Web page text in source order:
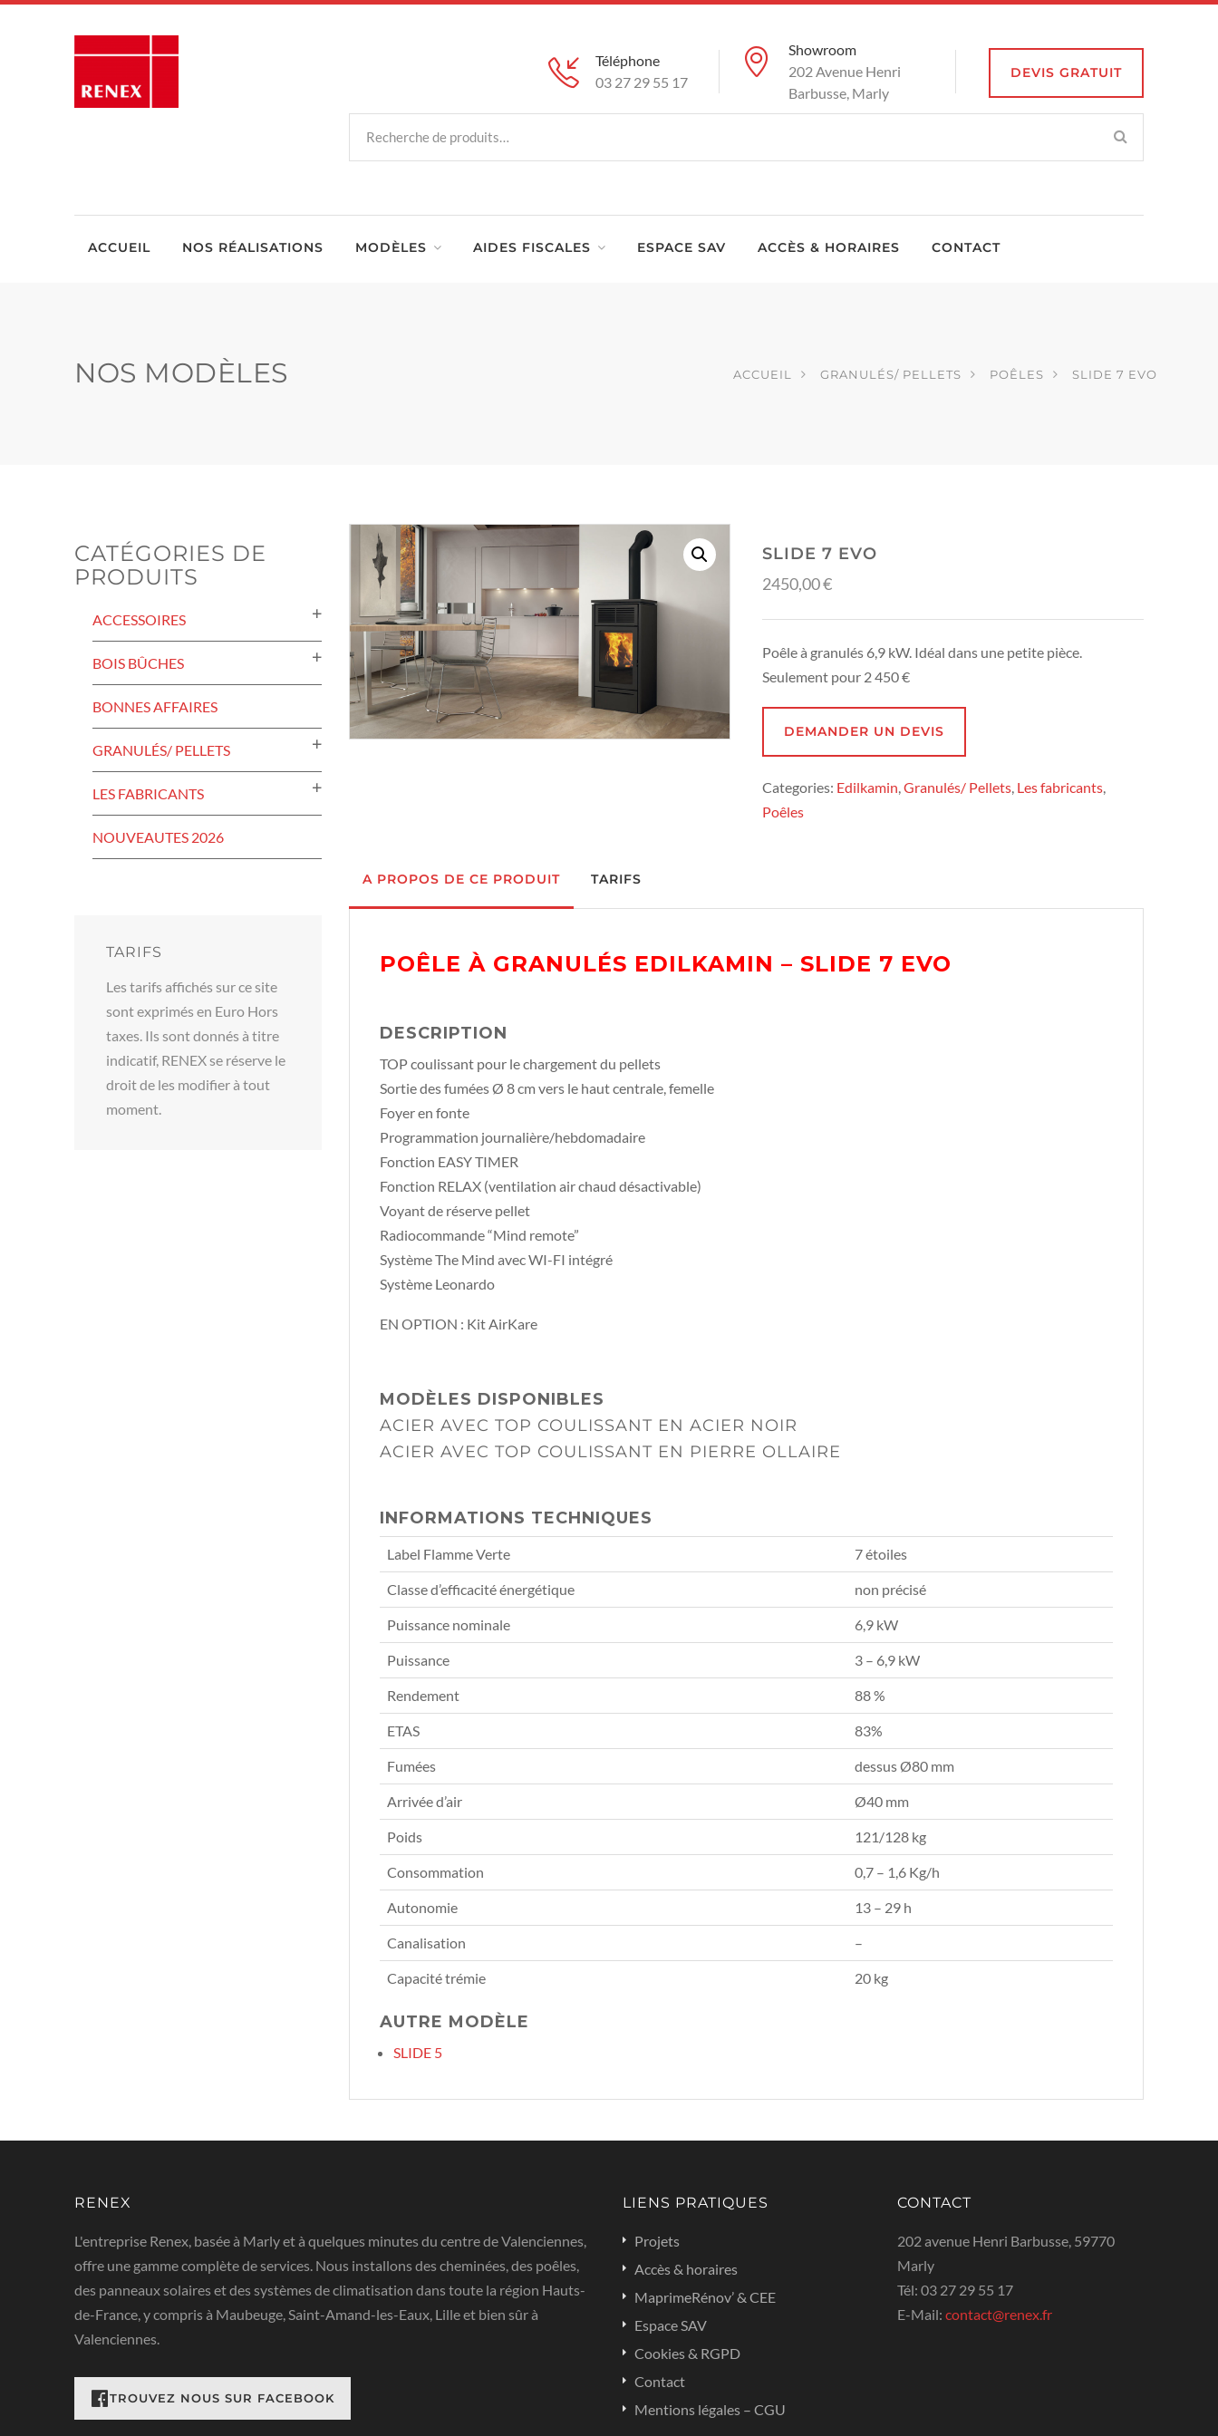
Téléphone
03 27 29 55 17
Showroom
202 Avenue Henri
Barbusse, Marly
DEVIS GRATUIT
ACCUEIL NOS RÉALISATIONS MODÈLES AIDES FISCALES ESPACE SAV ACCÈS & HORAIRES CONTACT
NOS MODÈLES ACCUEIL GRANULÉS/ PELLETS POÊLES SLIDE 7 EVO
SLIDE 7 EVO
2450,00€
Poêle à granulés 6,9 kW. Idéal dans une petite pièce.
Seulement pour 2 450 €
DEMANDER UN DEVIS
Categories: Edilkamin,Granulés/ Pellets, Les fabricants,
Poêles
A PROPOS DE CE PRODUIT TARIFS
POÊLE À GRANULÉS EDILKAMIN – SLIDE 7 EVO
DESCRIPTION
TOP coulissant pour le chargement du pellets
Sortie des fumées Ø 8 cm vers le haut centrale, femelle
Foyer en fonte
Programmation journalière/hebdomadaire
Fonction EASY TIMER
Fonction RELAX (ventilation air chaud désactivable)
Voyant de réserve pellet
Radiocommande “Mind remote”
Système The Mind avec WI-FI intégré
Système Leonardo
EN OPTION : Kit AirKare
MODÈLES DISPONIBLES
ACIER AVEC TOP COULISSANT EN ACIER NOIR
ACIER AVEC TOP COULISSANT EN PIERRE OLLAIRE
INFORMATIONS TECHNIQUES
Label Flamme Verte 7 étoiles
Classe d’efficacité énergétique non précisé
Puissance nominale 6,9 kW
Puissance 3 – 6,9 kW
Rendement 88 %
ETAS 83%
Fumées dessus Ø80 mm
Arrivée d’air Ø40 mm
Poids 121/128 kg
Consommation 0,7 – 1,6 Kg/h
Autonomie 13 – 29 h
Canalisation –
Capacité trémie 20 kg
AUTRE MODÈLE
SLIDE 5
CATÉGORIES DE
PRODUITS
ACCESSOIRES
BOIS BÛCHES
BONNES AFFAIRES
GRANULÉS/ PELLETS
LES FABRICANTS
NOUVEAUTES 2026
TARIFS
Les tarifs affichés sur ce site
sont exprimés en Euro Hors
taxes. Ils sont donnés à titre
indicatif, RENEX se réserve le
droit de les modifier à tout
moment.
RENEX
L'entreprise Renex, basée à Marly et à quelques minutes du centre de Valenciennes,
offre une gamme complète de services. Nous installons des cheminées, des poêles,
des panneaux solaires et des systèmes de climatisation dans toute la région Hauts-
de-France, y compris à Maubeuge, Saint-Amand-les-Eaux, Lille et bien sûr à
Valenciennes.
RETROUVEZ NOUS SUR FACEBOOK
LIENS PRATIQUES
Projets
Accès & horaires
MaprimeRénov’ & CEE
Espace SAV
Cookies & RGPD
Contact
Mentions légales – CGU
CONTACT
202 avenue Henri Barbusse, 59770
Marly
Tél: 03 27 29 55 17
E-Mail: contact@renex.fr